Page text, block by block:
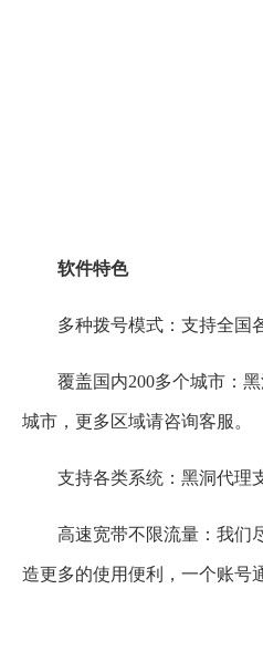
软件特色
多种拨号模式：支持全国
覆盖国内200多个城市：
城市，更多区域请咨询客服。
支持各类系统：黑洞代理
高速宽带不限流量：我们
造更多的使用便利，一个账号